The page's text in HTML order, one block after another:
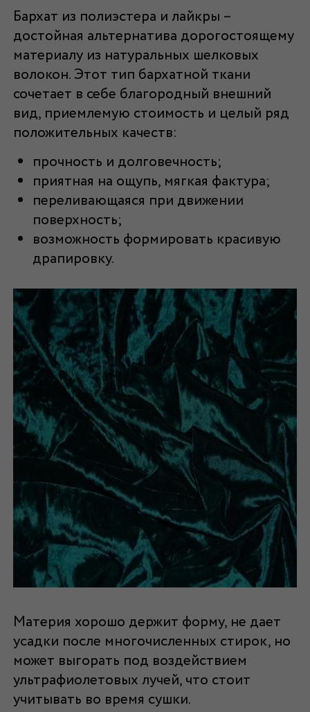
Бархат из полиэстера и лайкры –
достойная альтернатива дорогостоящему
материалу из натуральных шелковых
волокон. Этот тип бархатной ткани
сочетает в себе благородный внешний
вид, приемлемую стоимость и целый ряд
положительных качеств:
прочность и долговечность;
приятная на ощупь, мягкая фактура;
переливающаяся при движении
поверхность;
возможность формировать красивую
драпировку.
Материя хорошо держит форму, не дает
усадки после многочисленных стирок, но
может выгорать под воздействием
ультрафиолетовых лучей, что стоит
учитывать во время сушки.